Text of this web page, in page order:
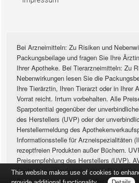
Bei Arzneimitteln: Zu Risiken und
Packungsbeilage und fragen Sie Ihre
Ihrer Apotheke. Bei Tierarzneimitteln: Zu
Nebenwirkungen lesen Sie die
Ihre Tierärztin, Ihren Tierarzt oder in Ihrer
Vorrat reicht. Irrtum vorbehalten. Alle
Sparpotential gegenüber der
des Herstellers (UVP) oder der
Herstellermeldung des
Informationsstelle für Arzneispezialitäten
rezeptfreien Produkten außer Büchern.
Preisempfehlung des Herstellers (UVP).
Apothekenverkaufspreis (AVP). Der AVP
Preisempfehlung der Hersteller. Der AVP
This website makes use of cookies to